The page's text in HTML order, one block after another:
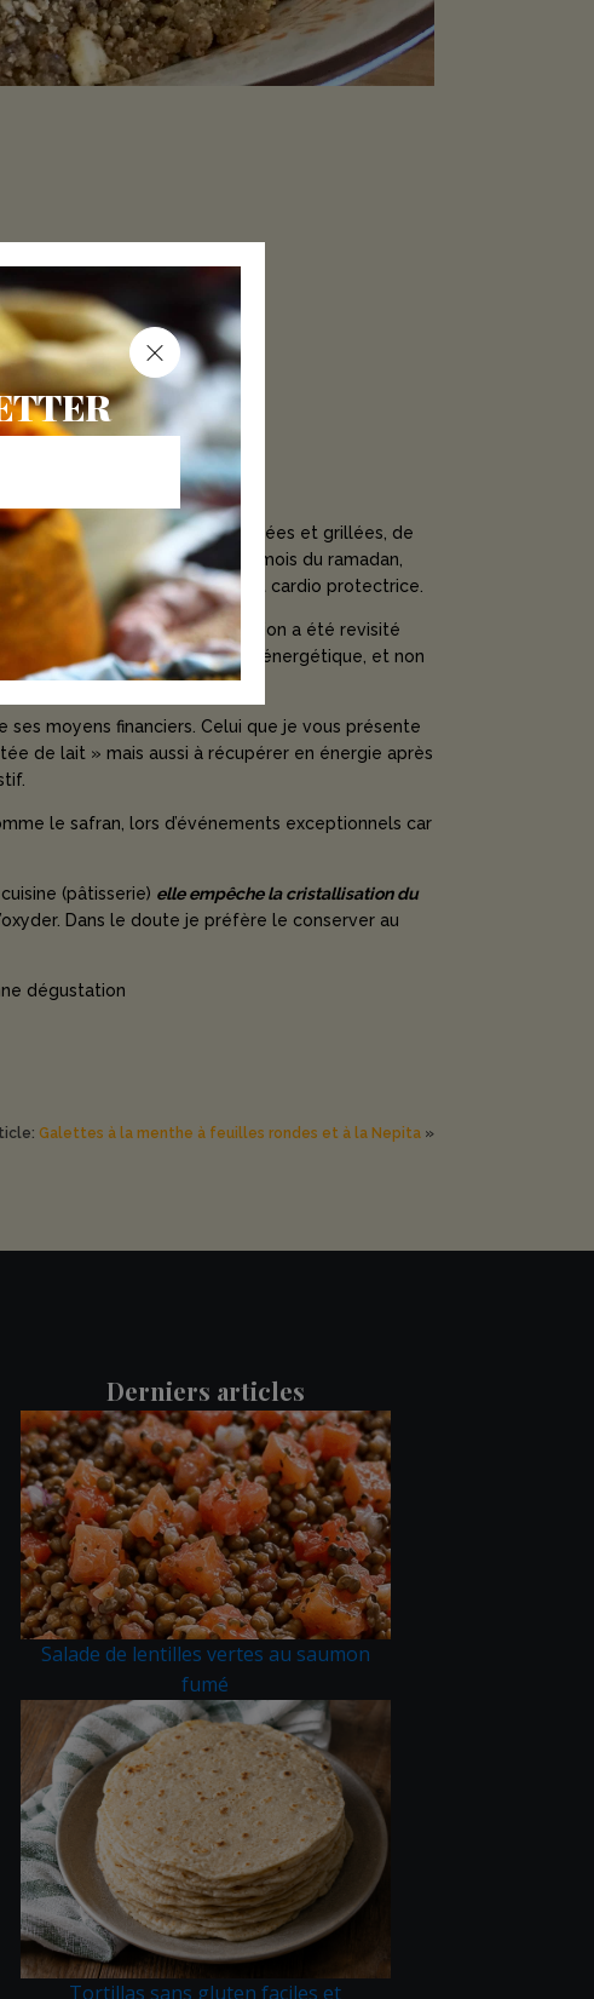
moulues ,d’amandes émondées et grillées, de
met le plus dégusté durant le mois du ramadan,
anti inflammatoire et cardio protectrice.
grillées. La présentation a été revisité
à cause de son rôle hyper énergétique, et non
ses moyens financiers. Celui que je vous présente
de lait » mais aussi à récupérer en énergie après
le safran, lors d’événements exceptionnels car
(pâtisserie) elle empêche la cristallisation du
Dans le doute je préfère le conserver au
dégustation
Galettes à la menthe à feuilles rondes et à la Nepita »
Derniers articles
Salade de lentilles vertes au saumon
fumé
Tortillas sans gluten faciles et